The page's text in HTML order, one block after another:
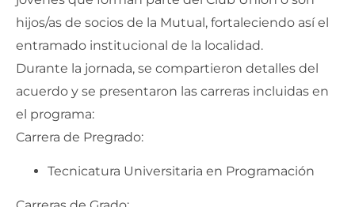
hijos/as de socios de la Mutual, fortaleciendo así el
entramado institucional de la localidad.
Durante la jornada, se compartieron detalles del
acuerdo y se presentaron las carreras incluidas en
el programa:
Carrera de Pregrado:
Tecnicatura Universitaria en Programación